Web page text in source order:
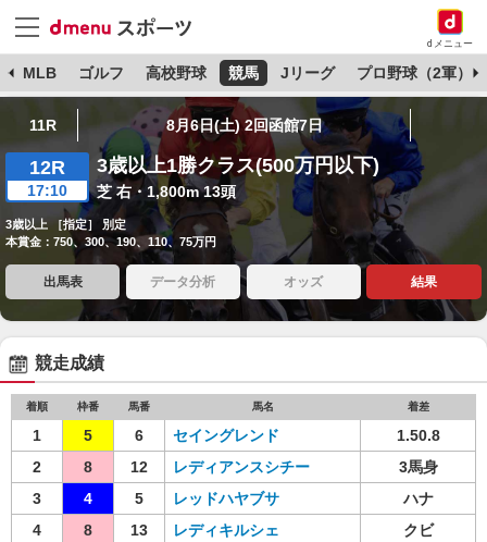
dメニュー
MLB ゴルフ 高校野球 競馬 Jリーグ プロ野球（2軍）
11R 8月6日(土) 2回函館7日
12R
17:10
3歳以上1勝クラス(500万円以下)
芝 右・1,800m 13頭
3歳以上 ［指定］ 別定
本賞金：750、300、190、110、75万円
出馬表 データ分析 オッズ 結果
競走成績
着順 枠番 馬番 馬名 着差
1 5 6 セイングレンド
1.50.8
2
8 12 レディアンスシチー
3馬身
3
4 5 レッドハヤブサ
ハナ
4
8 13 レディキルシェ
クビ